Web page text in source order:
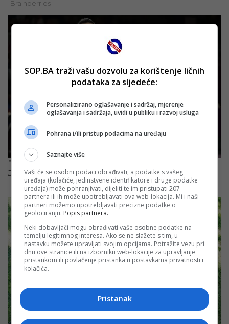
SOP.BA traži vašu dozvolu za korištenje ličnih
podataka za sljedeće:
Personalizirano oglašavanje i sadržaj, mjerenje
oglašavanja i sadržaja, uvidi u publiku i razvoj usluga
Pohrana i/ili pristup podacima na uređaju
Saznajte više
Vaši će se osobni podaci obrađivati, a podatke s vašeg
uređaja (kolačiće, jedinstvene identifikatore i druge podatke
uređaja) može pohranjivati, dijeliti te im pristupati 207
partnera ili ih može upotrebljavati ova web-lokacija. Mi i naši
partneri možemo upotrebljavati precizne podatke o
geolociranju. Popis partnera.
Neki dobavljači mogu obrađivati vaše osobne podatke na
temelju legitimnog interesa. Ako se ne slažete s tim, u
nastavku možete upravljati svojim opcijama. Potražite vezu pri
dnu ove stranice ili na izborniku web-lokacije za upravljanje
pristankom ili povlačenje pristanka u postavkama privatnosti i
kolačića.
Pristanak